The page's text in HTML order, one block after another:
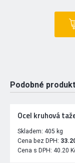
Podobné
Ocel kruhová
Skladem: 405 kg
Cena bez DPH:
Cena s DPH: 40.20